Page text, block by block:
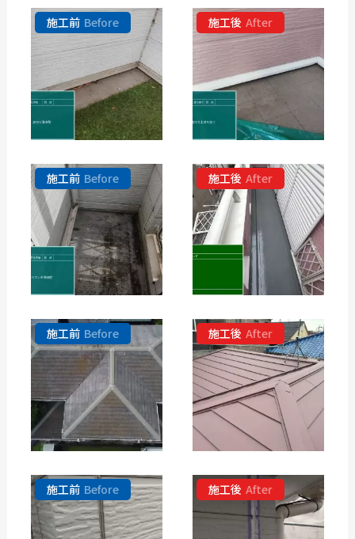
施工前 Before 施工後 After
施工前 Before 施工後 After
施工前 Before 施工後 After
施工前 Before 施工後 After